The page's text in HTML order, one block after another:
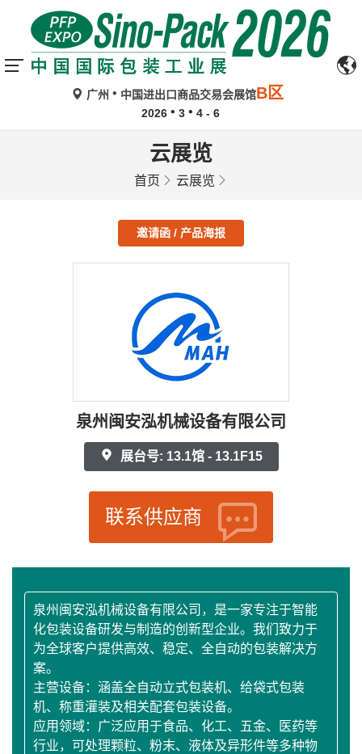
广州 中国进出口商品交易会展馆B区
2026 3 4 - 6
云展览
首页 云展览
邀请函 / 产品海报
泉州闽安泓机械设备有限公司
展台号: 13.1馆 - 13.1F15
联系供应商
泉州闽安泓机械设备有限公司，是一家专注于智能
化包装设备研发与制造的创新型企业。我们致力于
为全球客户提供高效、稳定、全自动的包装解决方
案。
主营设备：涵盖全自动立式包装机、给袋式包装
机、称重灌装及相关配套包装设备。
应用领域：广泛应用于食品、化工、五金、医药等
行业，可处理颗粒、粉末、液体及异形件等多种物